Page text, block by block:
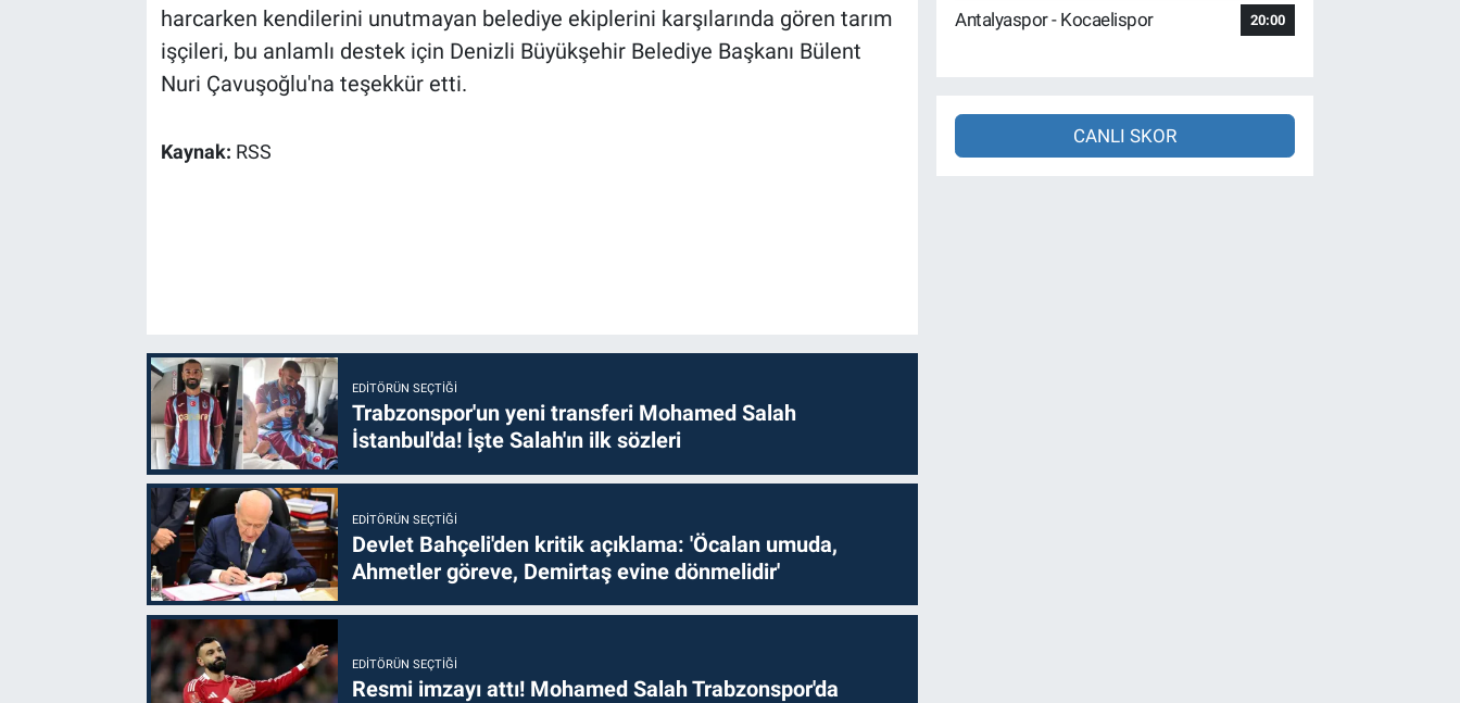
harcarken kendilerini unutmayan belediye ekiplerini karşılarında gören tarım
işçileri, bu anlamlı destek için Denizli Büyükşehir Belediye Başkanı Bülent
Nuri Çavuşoğlu'na teşekkür etti.
Kaynak: RSS
EDITÖRÜN SEÇTIĞI
Trabzonspor'un yeni transferi Mohamed Salah
İstanbul'da! İşte Salah'ın ilk sözleri
EDITÖRÜN SEÇTIĞI
Devlet Bahçeli'den kritik açıklama: 'Öcalan umuda,
Ahmetler göreve, Demirtaş evine dönmelidir'
EDITÖRÜN SEÇTIĞI
Resmi imzayı attı! Mohamed Salah Trabzonspor'da
Antalyaspor - Kocaelispor 20:00
CANLI SKOR